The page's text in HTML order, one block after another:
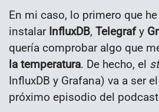
En mi caso, lo primero que
instalar InfluxDB, Telegrafy
quería comprobar algo que
la temperatura. De hecho, el
InfluxDB y Grafana) va a ser
próximo episodio del